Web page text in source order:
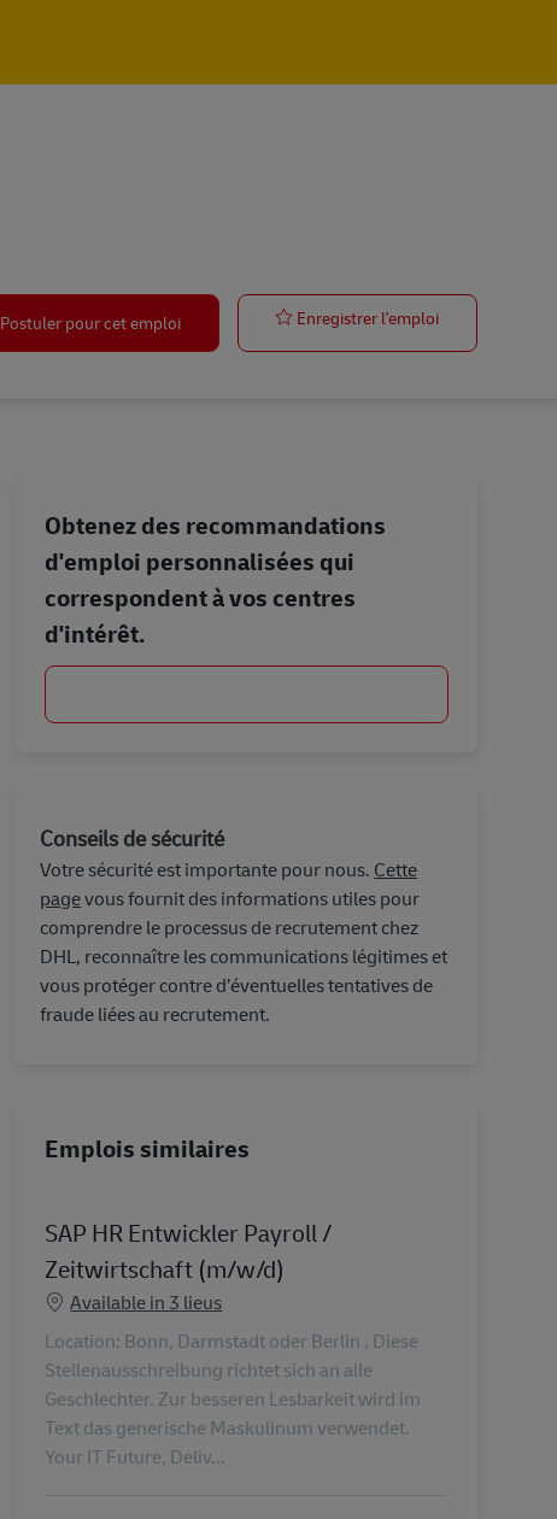
Postuler pour cet emploi
Enregistrer l'emploiBüroleiter
Obtenez des recommandations
d'emploi personnalisées qui
correspondent à vos centres
d'intérêt.
Conseils de sécurité
Votre sécurité est importante pour nous. Cette
pagevous fournit des informations utiles pour
comprendre le processus de recrutement chez
DHL, reconnaître les communications légitimes et
vous protéger contre d’éventuelles tentatives de
fraude liées au recrutement.
Emplois similaires
SAP HR Entwickler Payroll /
Zeitwirtschaft (m/w/d)
Available in 3 lieus
Location: Bonn, Darmstadt oder Berlin . Diese
Stellenausschreibung richtet sich an alle
Geschlechter. Zur besseren Lesbarkeit wird im
Text das generische Maskulinum verwendet.
Your IT Future, Deliv...